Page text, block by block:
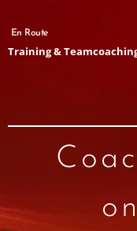
En Route
Training &